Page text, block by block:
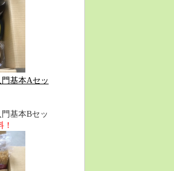
基本Aセッ
基本Bセッ